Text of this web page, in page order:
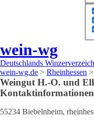
wein-wg
Deutschlands
wein-wg.de > Rheinhessen >
Weingut H.-O. und
Kontaktinformationen
55234 Biebelnheim,